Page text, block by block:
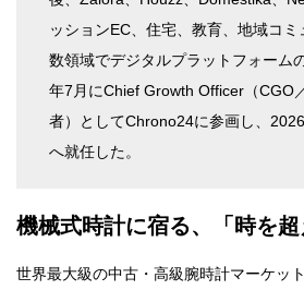
ッションEC、住宅、教育、地域コ
数領域でデジタルプラットフォーム
年7月にChief Growth Officer（CGO
者）としてChrono24に参画し、
へ就任した。
機械式時計に宿る、「時を超
世界最大級の中古・高級腕時計マーケッ